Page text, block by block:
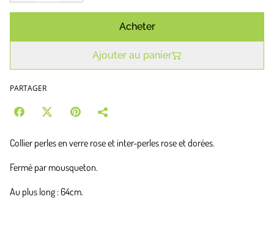
Acheter
Ajouter au panier
PARTAGER
Collier perles en verre rose et inter-perles rose et dorées.
Fermé par mousqueton.
Au plus long : 64cm.